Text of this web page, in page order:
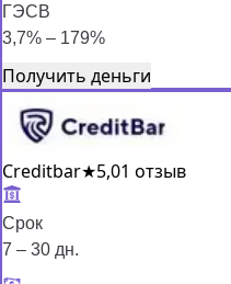
ГЭСВ
3,7% – 179%
Получить деньги
Creditbar★5,01 отзыв
Срок
7 – 30 дн.